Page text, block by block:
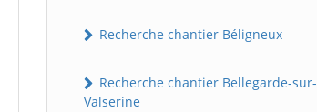
Recherche chantier Béligneux
Recherche chantier Bellegarde-sur-
Valserine